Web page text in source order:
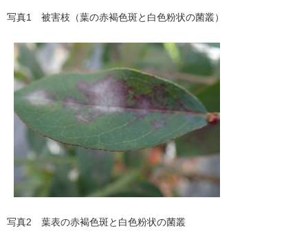
写真1 被害枝（葉の赤褐色斑と白色粉状の菌叢）
写真2 葉表の赤褐色斑と白色粉状の菌叢